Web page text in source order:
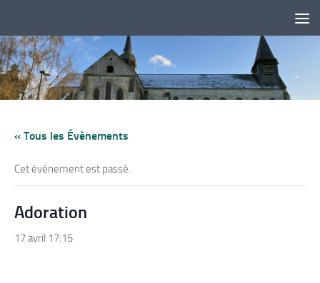
« Tous les Évènements
Cet évènement est passé.
Adoration
17 avril 17:15